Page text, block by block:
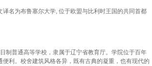
名为布鲁塞尔大学, 位于欧盟与比利时王国的共同首都
制普通高等学校，隶属于辽宁省教育厅。学院位于百年
利。校舍建筑风格各异，既有古典的凝重，也有现代的